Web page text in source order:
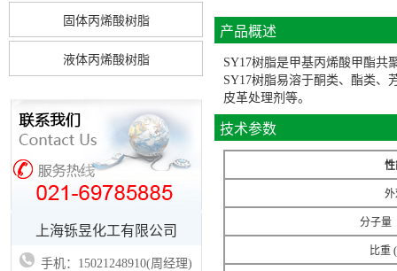
固体丙烯酸树脂
液体丙烯酸树脂
上海铄昱化工有限公司
手机：15021248910(周经理)
产品概述
SY17树脂是甲基丙烯酸甲酯共
SY17树脂易溶于酮类、酯类、
皮革处理剂等。
技术参数
分子量
比重